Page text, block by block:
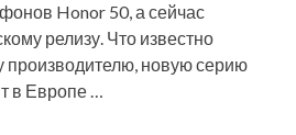
Honor 50, а сейчас
релизу. Что известно
производителю, новую серию
в Европе …